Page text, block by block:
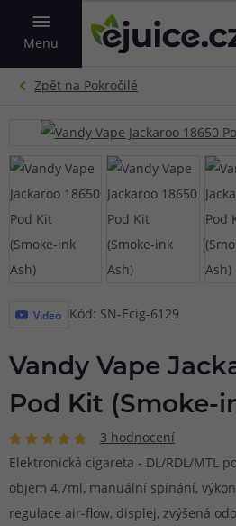
Menu
VYHLEDAT
Video Kód: SN-Ecig-6129
Vandy Vape
Pod Kit (Smoke-
3 hodnocení
Elektronická cigareta - DL/RDL/MTL
objem 4,7ml, manuální spínání,
regulace air-flow, displej, zvýšená